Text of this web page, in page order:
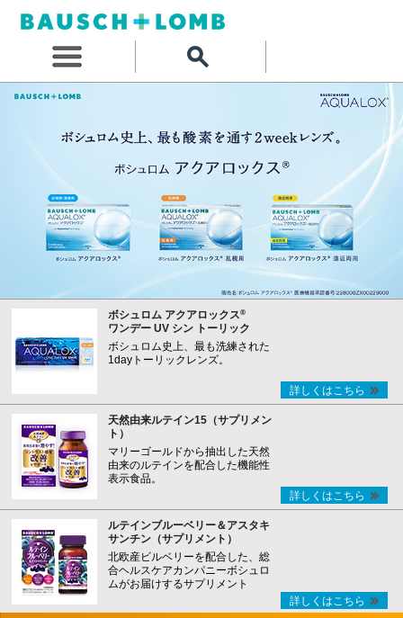
ボシュロム アクアロックス®
ワンデー UV シン トーリック
ボシュロム史上、最も洗練された
1dayトーリックレンズ。
詳しくはこちら
天然由来ルテイン15（サプリメン
ト）
マリーゴールドから抽出した天然
由来のルテインを配合した機能性
表示食品。
詳しくはこちら
ルテインブルーベリー＆アスタキ
サンチン（サプリメント）
北欧産ビルベリーを配合した、総
合ヘルスケアカンパニーボシュロ
ムがお届けするサプリメント
詳しくはこちら